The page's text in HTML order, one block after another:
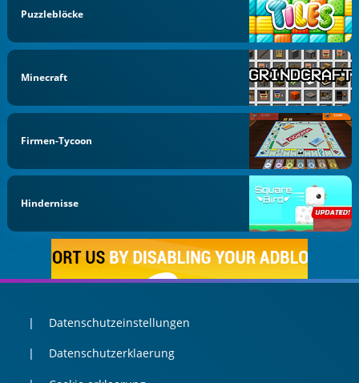
Puzzleblöcke
Minecraft
Firmen-Tycoon
Hindernisse
Datenschutzeinstellungen
Datenschutzerklaerung